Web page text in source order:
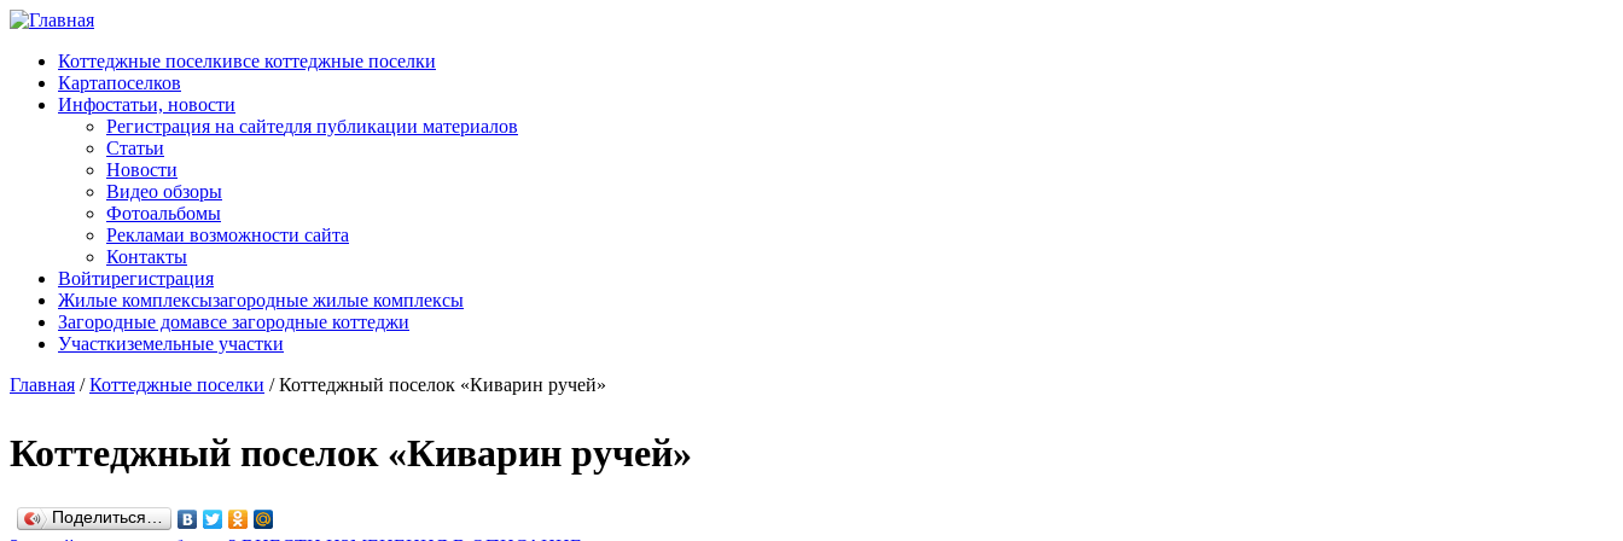
Перейти к основному содержанию
Коттеджные поселкивсе коттеджные поселки
Картапоселков
Инфостатьи, новости
Регистрация на сайтедля публикации материалов
Статьи
Новости
Видео обзоры
Фотоальбомы
Рекламаи возможности сайта
Контакты
Войтирегистрация
Жилые комплексызагородные жилые комплексы
Загородные домавсе загородные коттеджи
Участкиземельные участки
Главная / Коттеджные поселки /Коттеджный поселок «Киварин ручей»
Коттеджный поселок «Киварин ручей»
Поделиться…